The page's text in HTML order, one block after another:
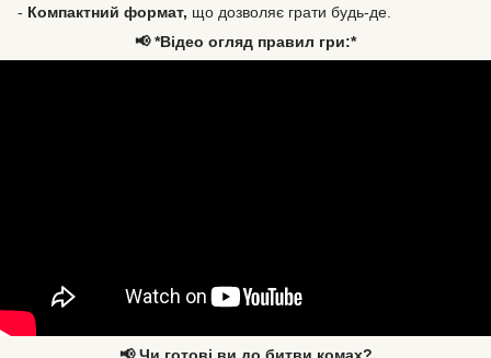
- Компактний формат, що дозволяє грати будь-де.
📢 *Відео огляд правил гри:*